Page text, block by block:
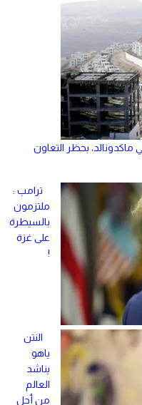
ماكدونالد، بحظر التعاون
ترامب :
ملتزمون
بالسيطرة
على غزة
!
النتن
ياهو
يناشد
العالم
من أجل